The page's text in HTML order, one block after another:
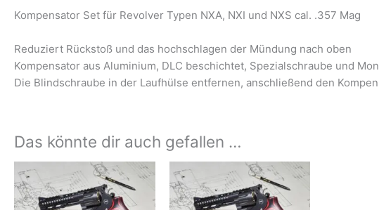
Kompensator Set für Revolver Typen NXA, NXI und NXS cal. .357 Mag
Reduziert Rückstoß und das hochschlagen der Mündung nach oben
Kompensator aus Aluminium, DLC beschichtet, Spezialschraube und
Die Blindschraube in der Laufhülse entfernen, anschließend den
Das könnte dir auch gefallen …